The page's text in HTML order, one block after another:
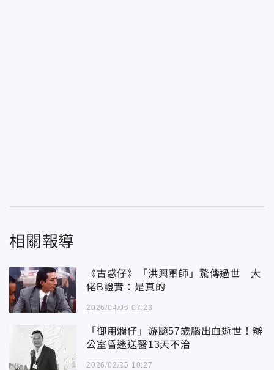
相關報導
《古惑仔》「洪興軍師」驚傳過世 大
佬B證實：是真的
2026/04/06 07:23
「御用爛仔」游飈57歲腦出血逝世！辦
公室昏迷送醫13天不治
2026/02/25 10:27